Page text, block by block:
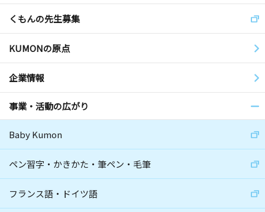
くもんの先生募集
KUMONの原点
企業情報
事業・活動の広がり
Baby Kumon
ペン習字・かきかた・筆ペン・毛筆
フランス語・ドイツ語